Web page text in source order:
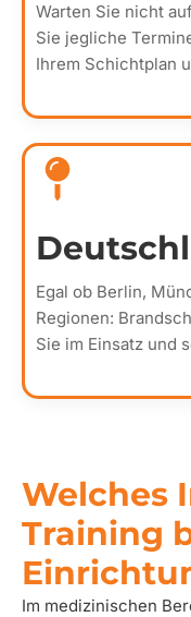
Warten Sie nicht
Sie jegliche
Ihrem Schichtplan
Egal ob Berlin,
Regionen:
Sie im Einsatz und
Welches
Training
Im medizinischen